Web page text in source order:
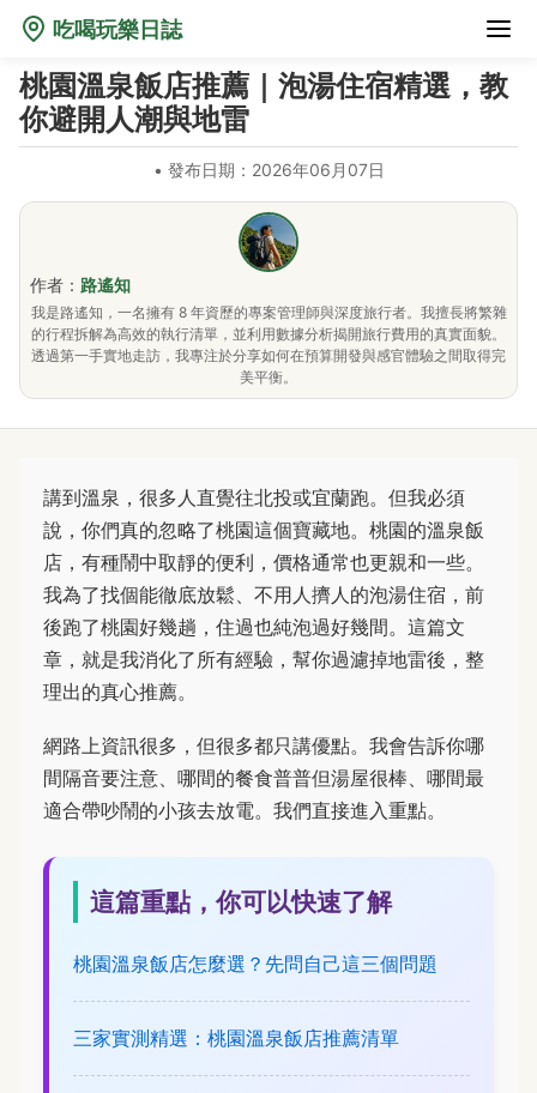
吃喝玩樂日誌
桃園溫泉飯店推薦｜泡湯住宿精選，教
你避開人潮與地雷
• 發布日期：2026年06月07日
作者： 路遙知
我是路遙知，一名擁有 8 年資歷的專案管理師與深度旅行者。我擅長將繁雜
的行程拆解為高效的執行清單，並利用數據分析揭開旅行費用的真實面貌。
透過第一手實地走訪，我專注於分享如何在預算開發與感官體驗之間取得完
美平衡。
講到溫泉，很多人直覺往北投或宜蘭跑。但我必須
說，你們真的忽略了桃園這個寶藏地。桃園的溫泉飯
店，有種鬧中取靜的便利，價格通常也更親和一些。
我為了找個能徹底放鬆、不用人擠人的泡湯住宿，前
後跑了桃園好幾趟，住過也純泡過好幾間。這篇文
章，就是我消化了所有經驗，幫你過濾掉地雷後，整
理出的真心推薦。
網路上資訊很多，但很多都只講優點。我會告訴你哪
間隔音要注意、哪間的餐食普普但湯屋很棒、哪間最
適合帶吵鬧的小孩去放電。我們直接進入重點。
這篇重點，你可以快速了解
桃園溫泉飯店怎麼選？先問自己這三個問題
三家實測精選：桃園溫泉飯店推薦清單